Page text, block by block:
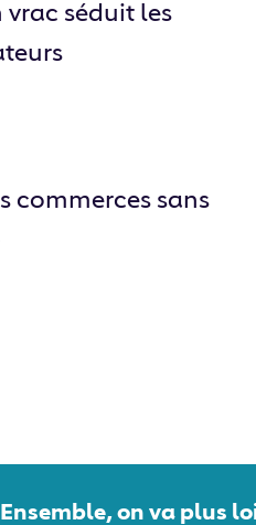
vrac séduit les
commerces sans
Ensemble, on va plus